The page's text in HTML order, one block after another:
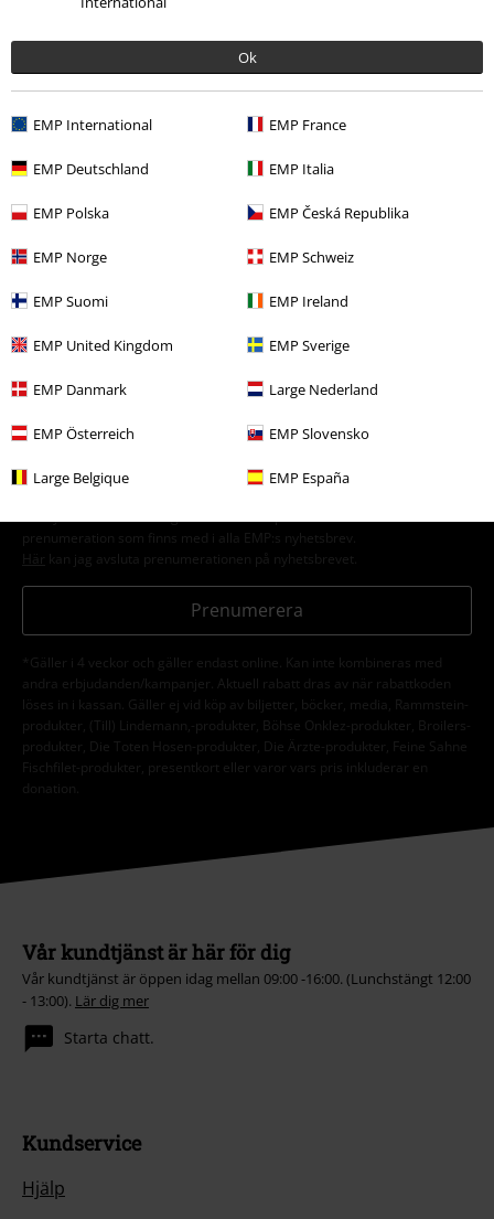
Ok
EMP International EMP France
EMP Deutschland EMP Italia
EMP Polska EMP Česká Republika
EMP Norge EMP Schweiz
EMP Suomi EMP Ireland
EMP United Kingdom EMP Sverige
EMP Danmark Large Nederland
EMP Österreich EMP Slovensko
Large Belgique EMP España
Thrash Metal
Nyhetsbrev
15% rabatt när du registrerar dig för vårt
nyhetsbrev!Mer
Jag godkänner att E.M.P. Merchandising mbH har rätt att behandla mina
om deras produkter. Jag godkänner att mina personuppgifter kommer att
samtycke när som helst genom att klicka på länken för att avsluta
prenumeration som finns med i alla EMP:s nyhetsbrev.
Här kan jag avsluta prenumerationen på nyhetsbrevet.
Prenumerera
*Gäller i 4 veckor och gäller endast online. Kan inte kombineras med
andra erbjudanden/kampanjer. Aktuell rabatt dras av när rabattkoden
löses in i kassan. Gäller ej vid köp av biljetter, böcker, media, Rammstein-
produkter, (Till) Lindemann,-produkter, Böhse Onklez-produkter, Broilers-
produkter, Die Toten Hosen-produkter, Die Ärzte-produkter, Feine Sahne
Fischfilet-produkter, presentkort eller varor vars pris inkluderar en
donation.
Vår kundtjänst är här för dig
Vår kundtjänst är öppen idag mellan 09:00 -16:00. (Lunchstängt 12:00
- 13:00). Lär dig mer
Starta chatt.
Kundservice
Hjälp